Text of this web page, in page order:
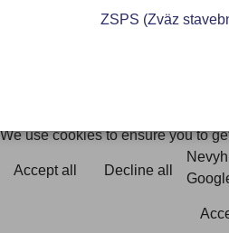
We use cookies to ensure you to
Accept all Decline all
ZSPS (Zväz